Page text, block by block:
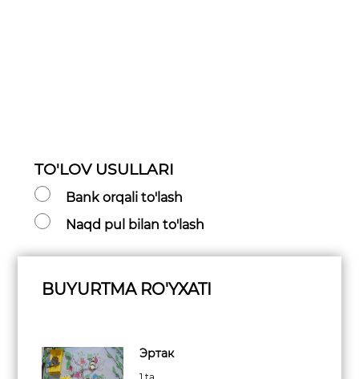
TO'LOV USULLARI
Bank orqali to'lash
Naqd pul bilan to'lash
BUYURTMA RO'YXATI
Эртак